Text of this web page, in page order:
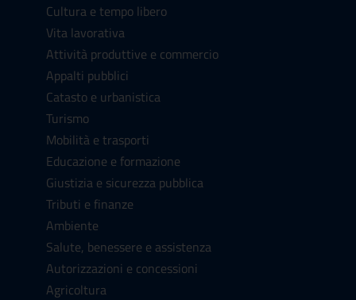
Cultura e tempo libero
Vita lavorativa
Attività produttive e commercio
Appalti pubblici
Catasto e urbanistica
Turismo
Mobilità e trasporti
Educazione e formazione
Giustizia e sicurezza pubblica
Tributi e finanze
Ambiente
Salute, benessere e assistenza
Autorizzazioni e concessioni
Agricoltura